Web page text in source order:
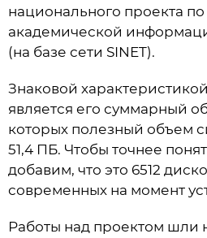
национального проекта
академической
(на базе сети SINET).
Знаковой
является его суммарный
которых полезный объем
51,4 ПБ. Чтобы точнее
добавим, что это 6512
современных на момент
Работы над проектом шли